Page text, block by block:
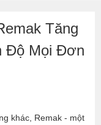
Tăng
Độ Mọi Đơn
khác, Remak - một